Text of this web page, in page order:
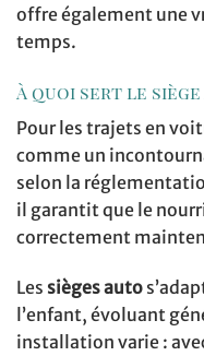
offre également une
temps.
À quoi sert le siège
Pour les trajets en
comme un
selon la
il garantit que le
correctement
Les sièges auto
l’enfant, évoluant
installation varie :